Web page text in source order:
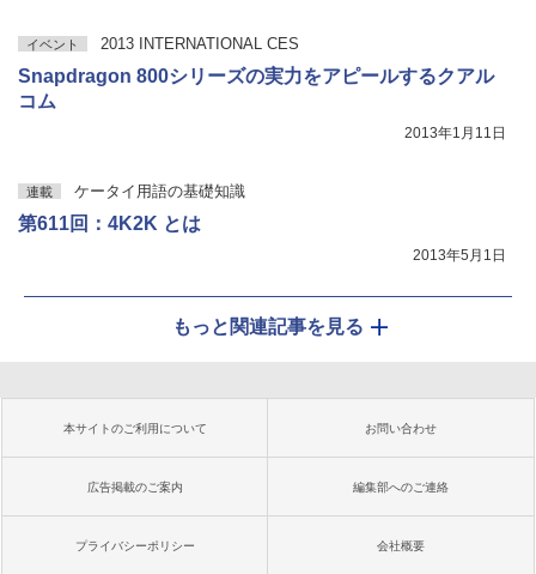
イベント 2013 INTERNATIONAL CES
Snapdragon 800シリーズの実力をアピールするクアル
コム
2013年1月11日
連載 ケータイ用語の基礎知識
第611回：4K2K とは
2013年5月1日
もっと関連記事を見る
本サイトのご利用について お問い合わせ
広告掲載のご案内 編集部へのご連絡
プライバシーポリシー 会社概要